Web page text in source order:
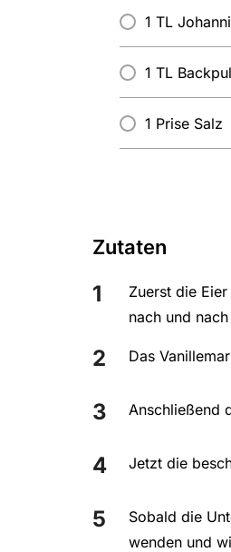
1 TL
1 TL
1 Prise Salz
Zutaten
Zuerst die
nach und
Das
Anschließend
Jetzt die
Sobald die
wenden und